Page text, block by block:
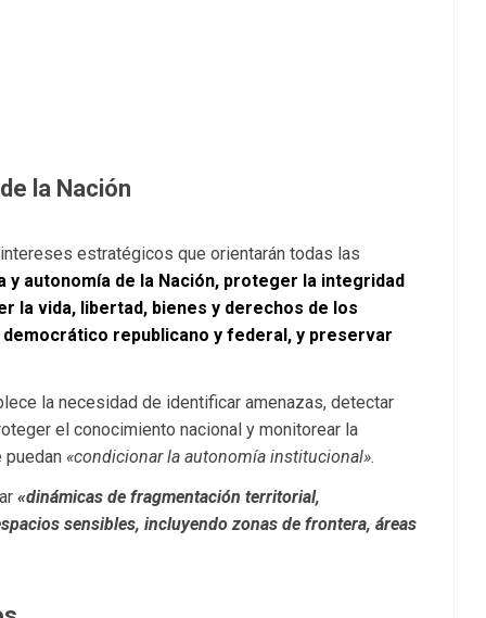
la Nación
estratégicos que orientarán todas las
y autonomía de la Nación, proteger la integridad
la vida, libertad, bienes y derechos de los
republicano y federal, y preservar
la necesidad de identificar amenazas, detectar
el conocimiento nacional y monitorear la
puedan «condicionar la autonomía institucional».
«dinámicas de fragmentación territorial,
sensibles, incluyendo zonas de frontera, áreas